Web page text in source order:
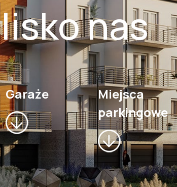
nas
Garaże
Miejsca
parkingowe